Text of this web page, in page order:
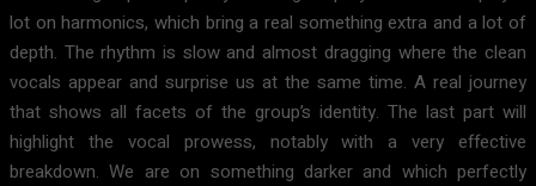
lot on harmonics, which bring a real something extra and a lot of
depth. The rhythm is slow and almost dragging where the clean
vocals appear and surprise us at the same time. A real journey
that shows all facets of the group’s identity. The last part will
highlight the vocal prowess, notably with a very effective
breakdown. We are on something darker and which perfectly